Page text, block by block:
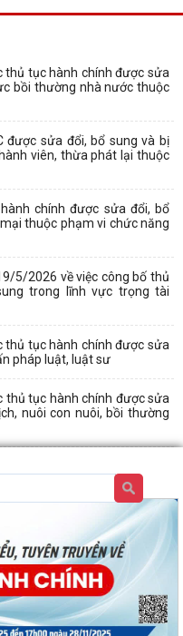
thủ tục hành chính được sửa
bồi thường nhà nước thuộc
được sửa đổi, bổ sung và bị
viên, thừa phát lại thuộc
chính được sửa đổi, bổ
thuộc phạm vi chức năng
5/2026 về việc công bố thủ
trong lĩnh vực trọng tài
thủ tục hành chính được sửa
pháp luật, luật sư
thủ tục hành chính được sửa
nuôi con nuôi, bồi thường